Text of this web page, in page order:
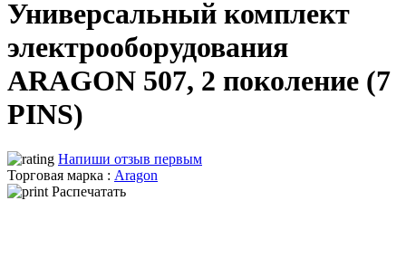
Универсальный комплект
электрооборудования
ARAGON 507, 2 поколение (7
PINS)
Напиши отзыв первым
Торговая марка : Aragon
Распечатать